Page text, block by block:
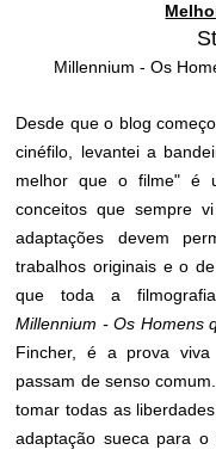
Millennium - Os
Desde que o blog
cinéfilo, levantei a
melhor que o filme" é
conceitos que sempre
adaptações devem
trabalhos originais e o
que toda a
Millennium - Os Homens
Fincher, é a prova
passam de senso
tomar todas as
adaptação sueca para o